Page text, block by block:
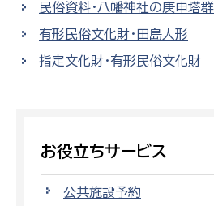
民俗資料・八幡神社の庚申塔群
有形民俗文化財・田島人形
指定文化財・有形民俗文化財
お役立ちサービス
公共施設予約